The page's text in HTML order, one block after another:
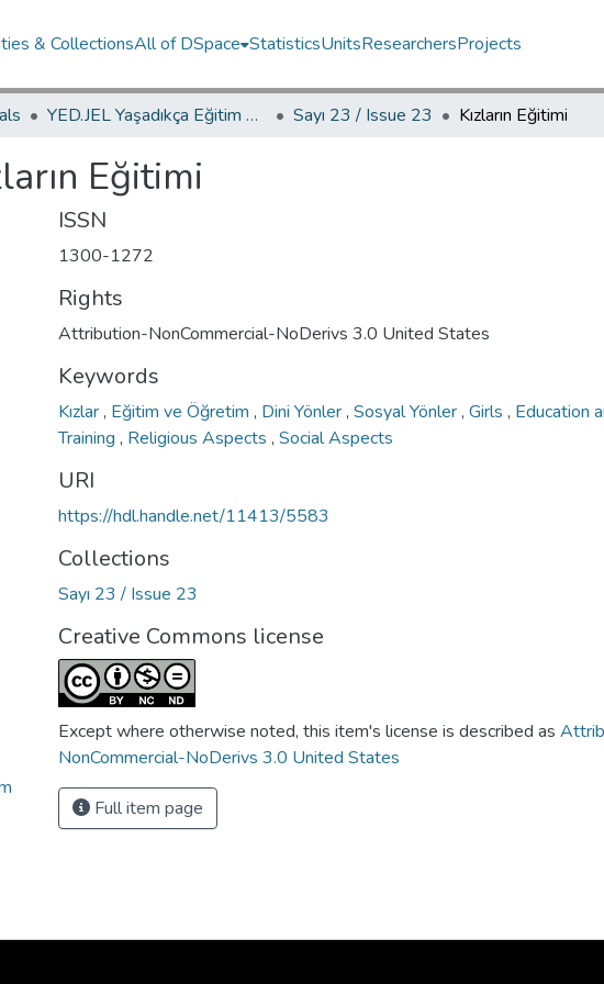
& CollectionsAll of DSpace StatisticsUnitsResearchersProjects
YED.JEL Yaşadıkça Eğitim Dergisi / Journal of Education For Life Sayı 23 / Issue 23 Kızların Eğitimi
Eğitimi
ISSN
1300-1272
Rights
Attribution-NonCommercial-NoDerivs 3.0 United States
Keywords
Kızlar, Eğitim ve Öğretim , Dini Yönler, Sosyal Yönler, Girls , Education
Training , Religious Aspects , Social Aspects
URI
https://hdl.handle.net/11413/5583
Collections
Sayı 23 / Issue 23
Creative Commons license
Except where otherwise noted, this item's license is described as
NonCommercial-NoDerivs 3.0 United States
Full item page